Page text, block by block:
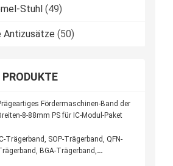
Stuhl (49)
Antizusätze (50)
PRODUKTE
Fördermaschinen-Band der
8-88mm PS für IC-Modul-Paket
Trägerband, SOP-Trägerband, QFN-
BGA-Trägerband,